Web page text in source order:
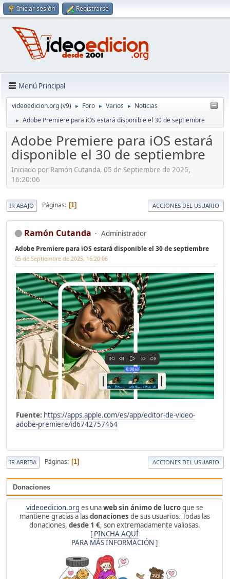
Iniciar sesión Registrarse
Menú Principal
videoedicion.org (v9) ► Foro ► Varios ► Noticias
► Adobe Premiere para iOS estará disponible el 30 de septiembre
Donaciones
videoedicion.org es unaweb sin ánimo de lucroque se
mantiene gracias a lasdonaciones de sus usuarios. Todas las
donaciones, desde 1 €, son extremadamente valiosas.
[ PINCHA AQUÍ
PARA MÁS INFORMACIÓN ]
Adobe Premiere para iOS estará
disponible el 30 de septiembre
Iniciado por Ramón Cutanda, 05 de Septiembre de 2025,
16:20:06
IR ABAJO Páginas 1 ACCIONES DEL USUARIO
Ramón Cutanda Administrador
Adobe Premiere para iOS estará disponible el 30 de septiembre
05 de Septiembre de 2025, 16:20:06
Fuente: https://apps.apple.com/es/app/editor-de-video-
adobe-premiere/id6742757464
IR ARRIBA Páginas 1 ACCIONES DEL USUARIO